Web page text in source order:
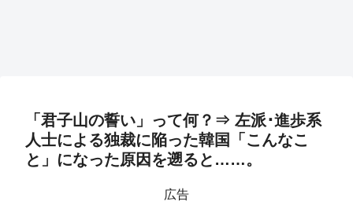
「君子山の誓い」って何？⇒ 左派･進歩系
人士による独裁に陥った韓国「こんなこ
と」になった原因を遡ると……。
広告